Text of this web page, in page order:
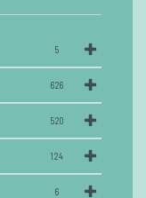
5
626
520
124
6